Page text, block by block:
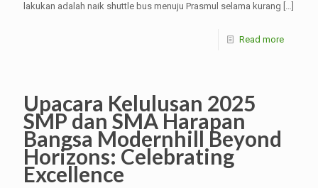
lakukan adalah naik shuttle bus menuju Prasmul selama kurang […]
Read more
Upacara Kelulusan 2025
SMP dan SMA Harapan
Bangsa Modernhill Beyond
Horizons: Celebrating
Excellence